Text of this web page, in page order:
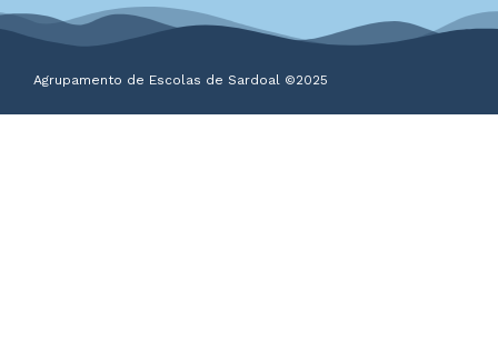
Agrupamento de Escolas de Sardoal ©2025